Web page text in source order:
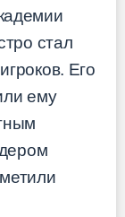
стал
Его
ему